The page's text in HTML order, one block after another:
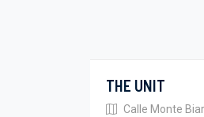
THE UNIT
Calle Monte